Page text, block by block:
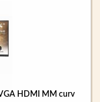
HDMI MM curv